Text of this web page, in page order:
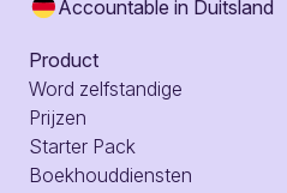
Accountable in Duitsland
Product
Word zelfstandige
Prijzen
Starter Pack
Boekhouddiensten